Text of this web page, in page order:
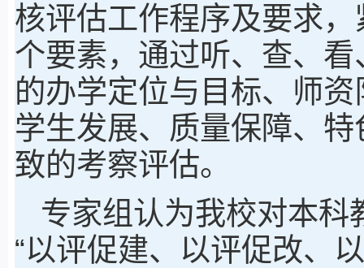
核评估工作程序及要求，
个要素，通过听、查、
的办学定位与目标、师
学生发展、质量保障、
致的考察评估。
专家组认为我校对本
“以评促建、以评促改、